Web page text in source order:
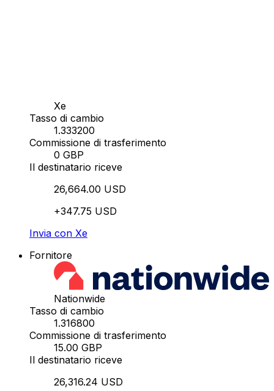
Xe
Tasso di cambio
1.333200
Commissione di trasferimento
0 GBP
Il destinatario riceve
26,664.00 USD
+347.75 USD
Invia con Xe
Fornitore
Nationwide
Tasso di cambio
1.316800
Commissione di trasferimento
15.00 GBP
Il destinatario riceve
26,316.24 USD